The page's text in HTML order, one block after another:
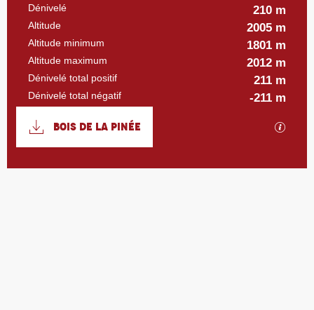
Dénivelé 210 m
Altitude 2005 m
Altitude minimum 1801 m
Altitude maximum 2012 m
Dénivelé total positif 211 m
Dénivelé total négatif -211 m
Documentation
BOIS DE LA PINÉE